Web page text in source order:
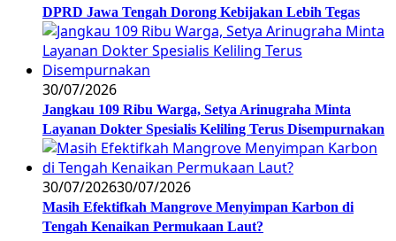
DPRD Jawa Tengah Dorong Kebijakan Lebih Tegas
30/07/2026
Jangkau 109 Ribu Warga, Setya Arinugraha Minta
Layanan Dokter Spesialis Keliling Terus Disempurnakan
30/07/202630/07/2026
Masih Efektifkah Mangrove Menyimpan Karbon di
Tengah Kenaikan Permukaan Laut?